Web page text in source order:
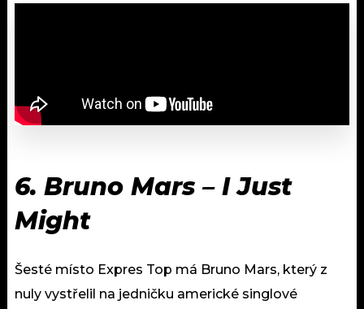
6. Bruno Mars – I Just
Might
Šesté místo Expres Top má Bruno Mars, který z
nuly vystřelil na jedničku americké singlové